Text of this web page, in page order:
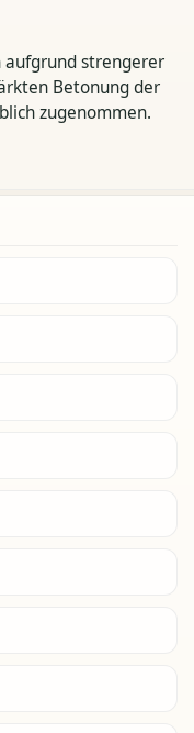
strengerer
Betonung der
zugenommen.